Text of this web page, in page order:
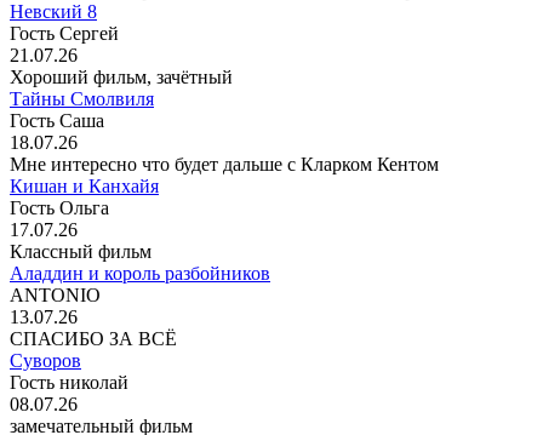
Невский 8
Гость Сергей
21.07.26
Хороший фильм, зачётный
Тайны Смолвиля
Гость Саша
18.07.26
Мне интересно что будет дальше с Кларком Кентом
Кишан и Канхайя
Гость Ольга
17.07.26
Классный фильм
Аладдин и король разбойников
ANTONIO
13.07.26
СПАСИБО ЗА ВСЁ
Суворов
Гость николай
08.07.26
замечательный фильм